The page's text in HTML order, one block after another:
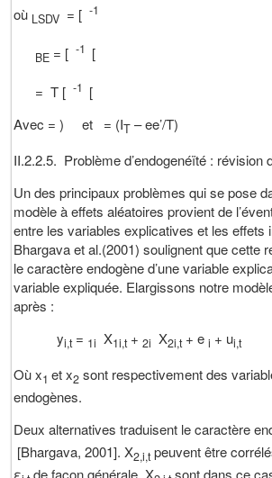
où LSDV = [-1
BE = [-1 [
= T [-1 [
Avec = ) et = (IT – ee’/T)
II.2.2.5. Problème d’endogenéïté : révision
Un des principaux problèmes qui se pose
modèle à effets aléatoires provient de
entre les variables explicatives et les effets
Bhargava et al.(2001) soulignent que cette
le caractère endogène d’une variable
variable expliquée. Elargissons notre
après :
yi,t= 1i X1i,t+2i X2i,t+ ei + ui,t
Où x1et x2 sont respectivement des
endogènes.
Deux alternatives traduisent le caractère
[Bhargava, 2001]. X2,i,tpeuvent être
ε de façon générale, X
sont dans ce